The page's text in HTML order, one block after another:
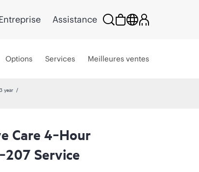
Assistance
Options Services Meilleures ventes
year
Care 4‑Hour
Service